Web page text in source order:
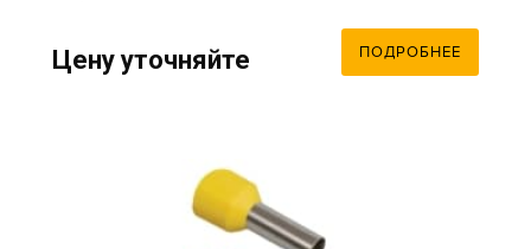
Цену уточняйте ПОДРОБНЕЕ